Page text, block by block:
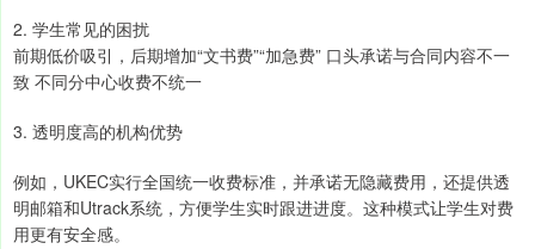
2. 学生常见的困扰
前期低价吸引，后期增加“文书费”“加急费” 口头承诺与合同内容不一
致 不同分中心收费不统一
3. 透明度高的机构优势
例如，UKEC实行全国统一收费标准，并承诺无隐藏费用，还提供透
明邮箱和Utrack系统，方便学生实时跟进进度。这种模式让学生对费
用更有安全感。